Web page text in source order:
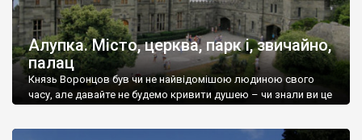
Алупка. Місто, церква, парк і, звичайно,
палац
Князь Воронцов був чи не найвідомішою людиною свого
часу, але давайте не будемо кривити душею – чи знали ви це